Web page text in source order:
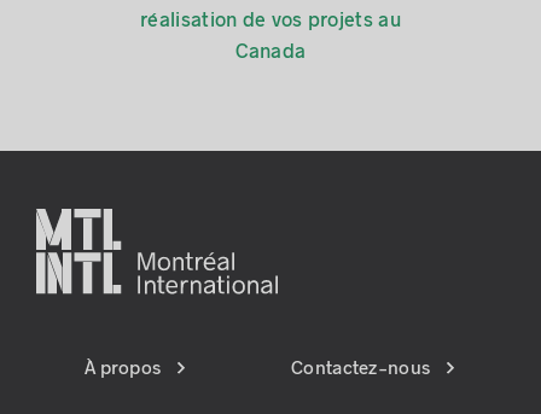
réalisation de vos projets au
Canada
À propos Contactez-nous